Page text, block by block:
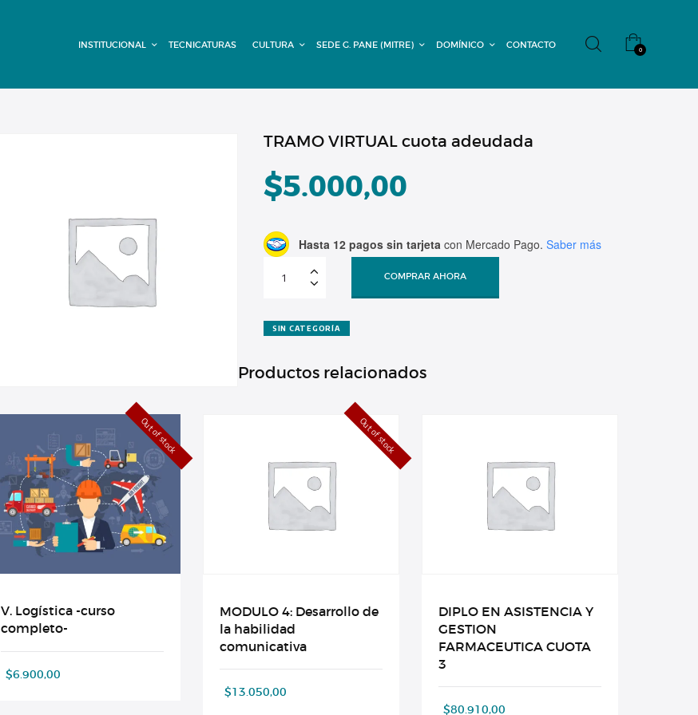
INSTITUCIONAL TECNICATURAS CULTURA SEDE G. PANE (MITRE) DOMÍNICO CONTACTO 0
DOMÍNICO
CONTACTO
TRAMO VIRTUAL cuota adeudada
$5.000,00
Hasta 12 pagos sin tarjeta con Mercado Pago. Saber más
VIRTUAL
cuota
COMPRAR AHORA
SIN CATEGORÍA
Productos relacionados
Out of stock
V. Logística -curso
completo-
$6.900,00
Out of stock
MODULO 4: Desarrollo de
la habilidad
comunicativa
$13.050,00
DIPLO EN ASISTENCIA Y
GESTION
FARMACEUTICA CUOTA
3
$80.910,00